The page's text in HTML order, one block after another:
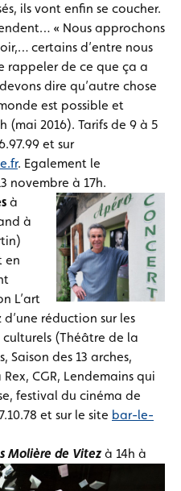
ils vont enfin se coucher.
« Nous approchons
certains d’entre nous
rappeler de ce que ça a
dire qu’autre chose
est possible et
(mai 2016). Tarifs de 9 à 5
et sur
. Egalement le
novembre à 17h.
à
à
en
L’art
réduction sur les
(Théâtre de la
Saison des 13 arches,
CGR, Lendemains qui
festival du cinéma de
et sur le site bar-le-
Molière de Vitez à 14h à